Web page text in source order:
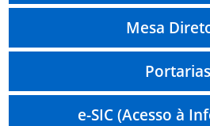
Mesa
Portarias
e-SIC (Acesso à